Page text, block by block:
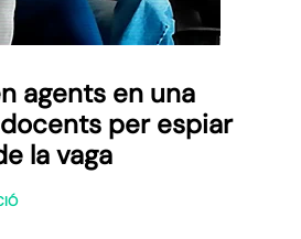
agents en una
per espiar
la vaga